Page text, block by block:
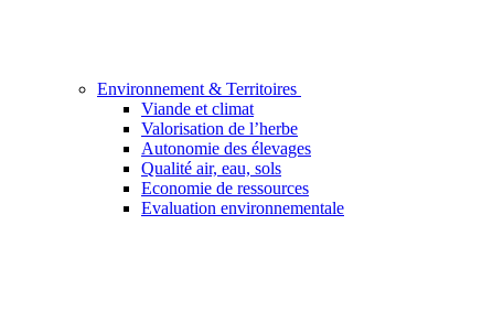
Environnement & Territoires
Viande et climat
Valorisation de l’herbe
Autonomie des élevages
Qualité air, eau, sols
Economie de ressources
Evaluation environnementale